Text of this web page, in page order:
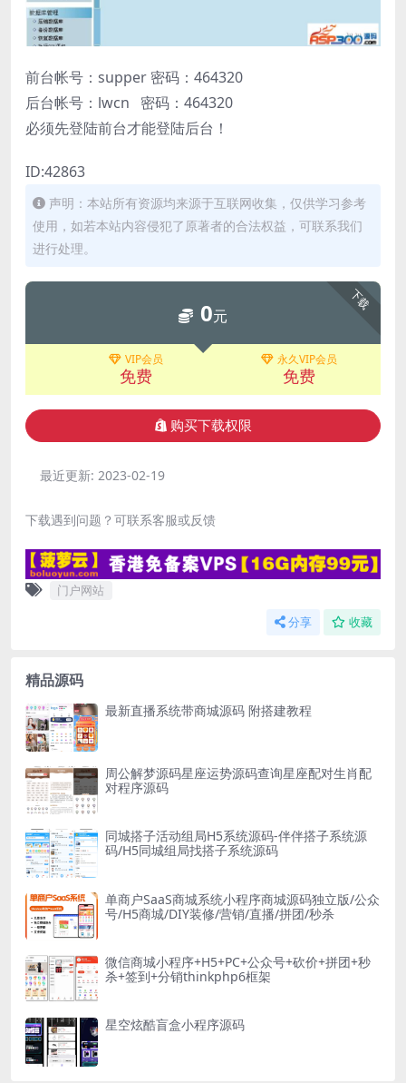
前台帐号：supper 密码：464320
后台帐号：lwcn 密码：464320
必须先登陆前台才能登陆后台！
ID:42863
声明：本站所有资源均来源于互联网收集，仅供学习参考
使用，如若本站内容侵犯了原著者的合法权益，可联系我们
进行处理。
下载
0元
VIP会员
免费
永久VIP会员
免费
购买下载权限
最近更新: 2023-02-19
下载遇到问题？可联系客服或反馈
门户网站
分享 收藏
精品源码
最新直播系统带商城源码 附搭建教程
周公解梦源码星座运势源码查询星座配对生肖配
对程序源码
同城搭子活动组局H5系统源码-伴伴搭子系统源
码/H5同城组局找搭子系统源码
单商户SaaS商城系统小程序商城源码独立版/公众
号/H5商城/DIY装修/营销/直播/拼团/秒杀
微信商城小程序+H5+PC+公众号+砍价+拼团+秒
杀+签到+分销thinkphp6框架
星空炫酷盲盒小程序源码